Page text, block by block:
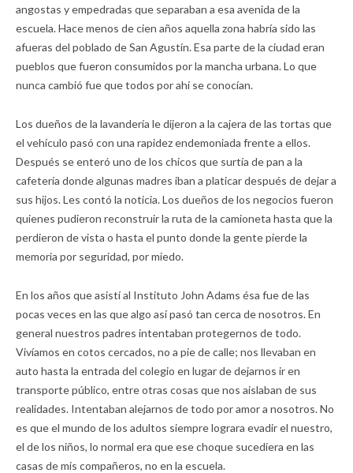
angostas y empedradas que separaban a esa avenida de la
escuela. Hace menos de cien años aquella zona habría sido las
afueras del poblado de San Agustín. Esa parte de la ciudad eran
pueblos que fueron consumidos por la mancha urbana. Lo que
nunca cambió fue que todos por ahí se conocían.
Los dueños de la lavandería le dijeron a la cajera de las tortas que
el vehículo pasó con una rapidez endemoniada frente a ellos.
Después se enteró uno de los chicos que surtía de pan a la
cafetería donde algunas madres iban a platicar después de dejar a
sus hijos. Les contó la noticia. Los dueños de los negocios fueron
quienes pudieron reconstruir la ruta de la camioneta hasta que la
perdieron de vista o hasta el punto donde la gente pierde la
memoria por seguridad, por miedo.
En los años que asistí al Instituto John Adams ésa fue de las
pocas veces en las que algo así pasó tan cerca de nosotros. En
general nuestros padres intentaban protegernos de todo.
Vivíamos en cotos cercados, no a pie de calle; nos llevaban en
auto hasta la entrada del colegio en lugar de dejarnos ir en
transporte público, entre otras cosas que nos aislaban de sus
realidades. Intentaban alejarnos de todo por amor a nosotros. No
es que el mundo de los adultos siempre lograra evadir el nuestro,
el de los niños, lo normal era que ese choque sucediera en las
casas de mis compañeros, no en la escuela.